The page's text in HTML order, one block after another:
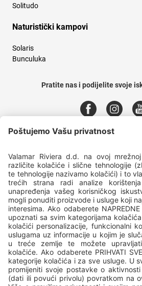
Solitudo
Naturistički kampovi
Solaris
Bunculuka
Pratite nas i podijelite svoje